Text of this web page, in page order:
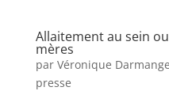
Allaitement au sein
mères
par Véronique
presse